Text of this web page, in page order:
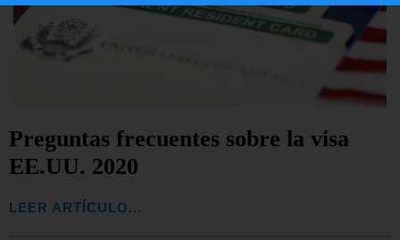
Preguntas frecuentes sobre la visa
EE.UU. 2020
LEER ARTÍCULO...